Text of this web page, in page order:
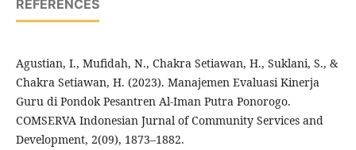
REFERENCES
Agustian, I., Mufidah, N., Chakra Setiawan, H., Suklani, S., &
Chakra Setiawan, H. (2023). Manajemen Evaluasi Kinerja
Guru di Pondok Pesantren Al-Iman Putra Ponorogo.
COMSERVA Indonesian Jurnal of Community Services and
Development, 2(09), 1873–1882.